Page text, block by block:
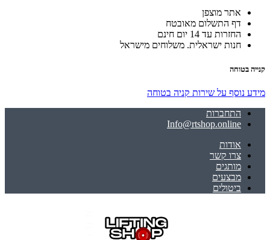
אתר מוצפן
דף התשלום מאובטח
החזרות עד 14 יום חינם
חנות ישראלית. משלוחים מישראל
קנייה בטוחה
מידע נוסף על שירות קניה בטוחה
התחברות
Info@rtshop.online
אודות
צרו קשר
מותגים
מבצעים
ביטולים